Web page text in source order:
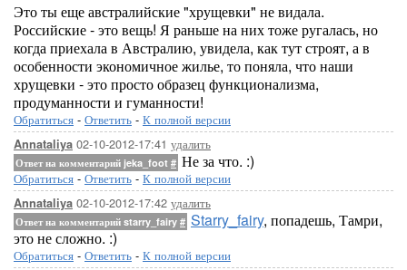
Это ты еще австралийские "хрущевки" не видала.
Российские - это вещь! Я раньше на них тоже ругалась, но
когда приехала в Австралию, увидела, как тут строят, а в
особенности экономичное жилье, то поняла, что наши
хрущевки - это просто образец функционализма,
продуманности и гуманности!
Обратиться - Ответить - К полной версии
Annataliya 02-10-2012-17:41 удалить
Ответ на комментарий jeka_foot # Не за что. :)
Обратиться - Ответить - К полной версии
Annataliya 02-10-2012-17:42 удалить
Ответ на комментарий starry_fairy # Starry_fairy, попадешь, Тамри,
это не сложно. :)
Обратиться - Ответить - К полной версии